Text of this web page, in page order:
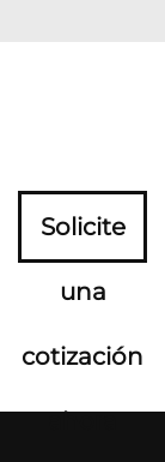
Solicite
una
cotización
ahora